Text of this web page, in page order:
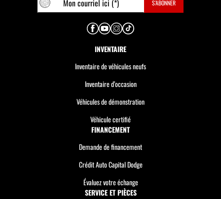
INVENTAIRE
Inventaire de véhicules neufs
Inventaire d’occasion
Véhicules de démonstration
Véhicule certifié
FINANCEMENT
Demande de financement
Crédit Auto Capital Dodge
Évaluez votre échange
SERVICE ET PIÈCES